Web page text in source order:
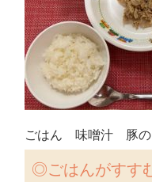
ごはん 味噌汁 豚の
◎ごはんがすす